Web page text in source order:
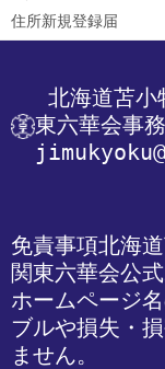
住所新規登録届
北海道苫小
東六華会事
免責事項北海
関東六華会公
ホームページ
ブルや損失・
ません。